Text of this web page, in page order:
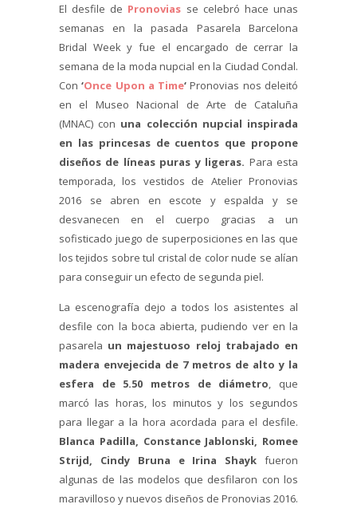
El desfile de Pronovias se celebró hace unas
semanas en la pasada Pasarela Barcelona
Bridal Week y fue el encargado de cerrar la
semana de la moda nupcial en la Ciudad Condal.
Con ‘Once Upon a Time‘ Pronovias nos deleitó
en el Museo Nacional de Arte de Cataluña
(MNAC) con una colección nupcial inspirada
en las princesas de cuentos que propone
diseños de líneas puras y ligeras. Para esta
temporada, los vestidos de Atelier Pronovias
2016 se abren en escote y espalda y se
desvanecen en el cuerpo gracias a un
sofisticado juego de superposiciones en las que
los tejidos sobre tul cristal de color nude se alían
para conseguir un efecto de segunda piel.
La escenografía dejo a todos los asistentes al
desfile con la boca abierta, pudiendo ver en la
pasarela un majestuoso reloj trabajado en
madera envejecida de 7 metros de alto y la
esfera de 5.50 metros de diámetro, que
marcó las horas, los minutos y los segundos
para llegar a la hora acordada para el desfile.
Blanca Padilla, Constance Jablonski, Romee
Strijd, Cindy Bruna e Irina Shayk fueron
algunas de las modelos que desfilaron con los
maravilloso y nuevos diseños de Pronovias 2016.